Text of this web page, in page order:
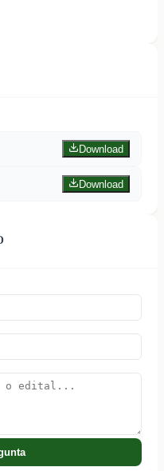
Download
Download